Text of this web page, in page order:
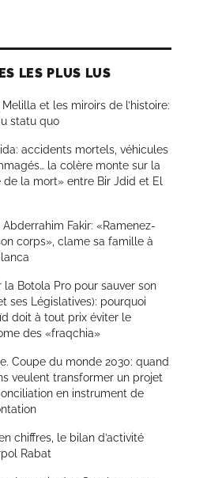
LES PLUS LUS
et les miroirs de l’histoire:
statu quo
accidents mortels, véhicules
la colère monte sur la
de la mort» entre Bir Jdid et El
Abderrahim Fakir: «Ramenez-
corps», clame sa famille à
la Botola Pro pour sauver son
ses Législatives): pourquoi
doit à tout prix éviter le
des «fraqchia»
Coupe du monde 2030: quand
veulent transformer un projet
en instrument de
chiffres, le bilan d’activité
Rabat